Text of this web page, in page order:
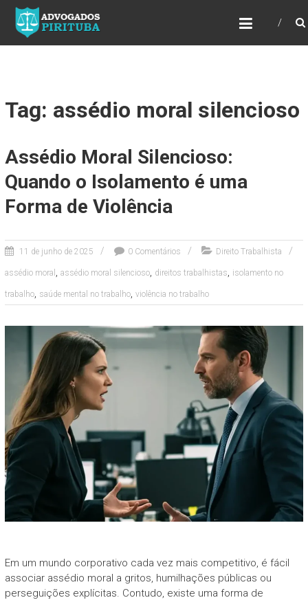
ADVOGADOS PIRITUBA
Precisando de advogado? Entre em contato!
Fazemos toda a assessoria que você
Tag: assédio moral silencioso
Assédio Moral Silencioso:
Quando o Isolamento é uma
Forma de Violência
11 de junho de 2025 0 Comentários Direito Trabalhista
assédio moral , assédio moral silencioso, direitos trabalhistas, isolamento no
trabalho, saúde mental no trabalho, violência no trabalho
Em um mundo corporativo cada vez mais competitivo, é fácil
associar assédio moral a gritos, humilhações públicas ou
perseguições explícitas. Contudo, existe uma forma de